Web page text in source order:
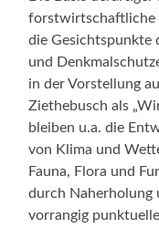
forstwirtschaftliche
die Gesichtspunkte
und
in der Vorstellung
Ziethebusch als
bleiben u.a. die
von Klima und
Fauna, Flora und
durch Naherholung
vorrangig